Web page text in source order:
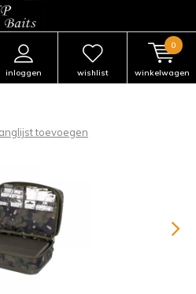
inloggen wishlist winkelwagen
0
toevoegen